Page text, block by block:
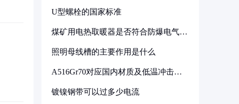
U型螺栓的国家标准
煤矿用电热取暖器是否符合防爆电气设
照明母线槽的主要作用是什么
A516Gr70对应国内材质及低温冲击要
镀镍钢带可以过多少电流